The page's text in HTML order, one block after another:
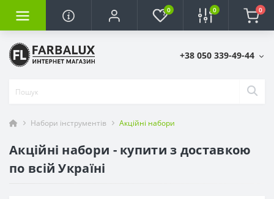
0 0 0
+38 050 339-49-44
Набори інструментів Акційні набори
Акційні набори - купити з доставкою
по всій Україні